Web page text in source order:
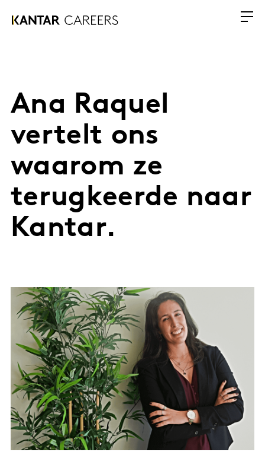
Ana Raquel
vertelt ons
waarom ze
terugkeerde naar
Kantar.